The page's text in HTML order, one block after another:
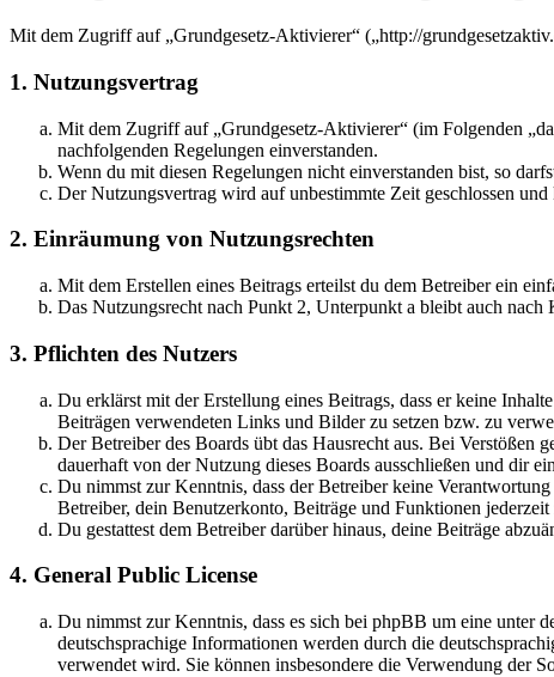
Mit dem Zugriff auf „Grundgesetz-Aktivierer“ („http://
1. Nutzungsvertrag
Mit dem Zugriff auf „Grundgesetz-Aktivierer“ (im Folgenden
nachfolgenden Regelungen einverstanden.
Wenn du mit diesen Regelungen nicht einverstanden bist, so
Der Nutzungsvertrag wird auf unbestimmte Zeit geschlossen
2. Einräumung von Nutzungsrechten
Mit dem Erstellen eines Beitrags erteilst du dem Betreiber ein
Das Nutzungsrecht nach Punkt 2, Unterpunkt a bleibt auch nach
3. Pflichten des Nutzers
Du erklärst mit der Erstellung eines Beitrags, dass er keine
Beiträgen verwendeten Links und Bilder zu setzen bzw. zu
Der Betreiber des Boards übt das Hausrecht aus. Bei Verstößen
dauerhaft von der Nutzung dieses Boards ausschließen und dir
Du nimmst zur Kenntnis, dass der Betreiber keine
Betreiber, dein Benutzerkonto, Beiträge und Funktionen jederzeit
Du gestattest dem Betreiber darüber hinaus, deine Beiträge
4. General Public License
Du nimmst zur Kenntnis, dass es sich bei phpBB um eine unter
deutschsprachige Informationen werden durch die
verwendet wird. Sie können insbesondere die Verwendung der